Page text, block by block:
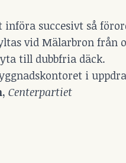
succesivt så
vid Mälarbron från
till dubbfria däck.
i
Centerpartiet